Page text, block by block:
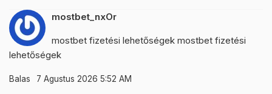
mostbet_nxOr
mostbet fizetési lehetőségek mostbet fizetési
lehetőségek
Balas 7 Agustus 2026 5:52 AM